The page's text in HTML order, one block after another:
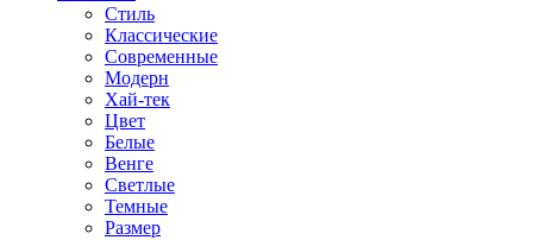
Стиль
Классические
Современные
Модерн
Хай-тек
Цвет
Белые
Венге
Светлые
Темные
Размер